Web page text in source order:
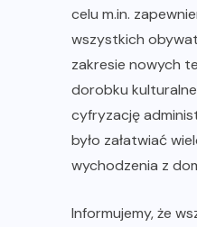
celu m.in.
wszystkich
zakresie nowych
dorobku
cyfryzację
było załatwiać
wychodzenia z
Informujemy, że